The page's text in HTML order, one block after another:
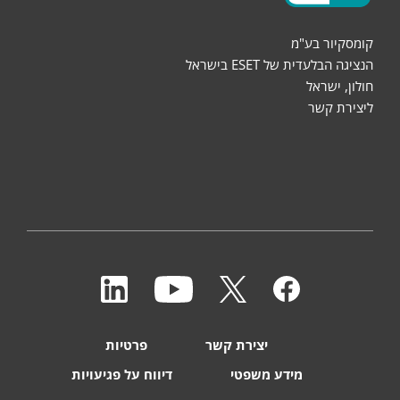
קומסקיור בע"מ
הנציגה הבלעדית של ESET בישראל
חולון, ישראל
ליצירת קשר
יצירת קשר
פרטיות
מידע משפטי
דיווח על פגיעויות